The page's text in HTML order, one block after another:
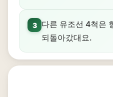
3
다른 유조선 4척은
되돌아갔대요.